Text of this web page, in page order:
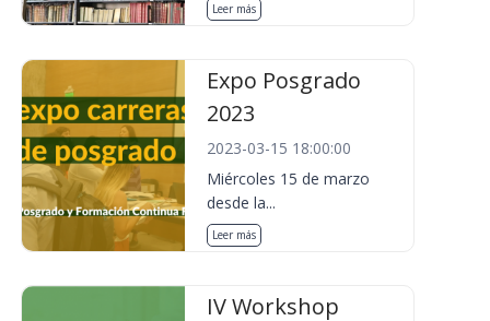
Leer más
Expo Posgrado
2023
2023-03-15 18:00:00
Miércoles 15 de marzo
desde la...
Leer más
IV Workshop